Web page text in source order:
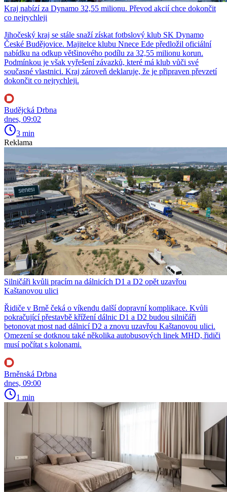
Kraj nabízí za Dynamo 32,55 milionu. Převod akcií chce dokončit
co nejrychleji
Jihočeský kraj se stále snaží získat fotbslový klub SK Dynamo
České Budějovice. Majitelce klubu Nnece Ede předložil oficiální
nabídku na odkup většinového podílu za 32,55 milionu korun.
Podmínkou je však vyřešení závazků, které má klub vůči své
současné vlastnici. Kraj zároveň deklaruje, že je připraven převzetí
dokončit co nejrychleji.
Budějcká Drbna
dnes, 09:02
3 min
Reklama
Silničáři kvůli pracím na dálnicích D1 a D2 opět uzavřou
Kaštanovou ulici
Řidiče v Brně čeká o víkendu další dopravní komplikace. Kvůli
pokračující přestavbě křížení dálnic D1 a D2 budou silničáři
betonovat most nad dálnicí D2 a znovu uzavřou Kaštanovou ulici.
Omezení se dotknou také několika autobusových linek MHD, řidiči
musí počítat s kolonami.
Brněnská Drbna
dnes, 09:00
1 min